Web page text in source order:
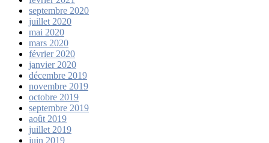
septembre 2020
juillet 2020
mai 2020
mars 2020
février 2020
janvier 2020
décembre 2019
novembre 2019
octobre 2019
septembre 2019
août 2019
juillet 2019
juin 2019